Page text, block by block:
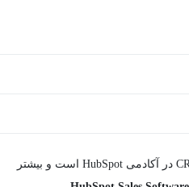
کایل مدرس دوره‌های فروش و CRM در آکادمی HubSpot است و بیشتر